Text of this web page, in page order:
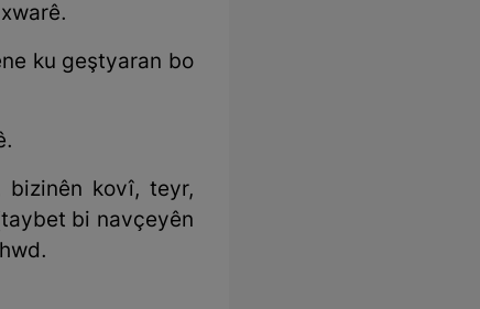
ku geştyaran bo
kovî, teyr,
bi navçeyên